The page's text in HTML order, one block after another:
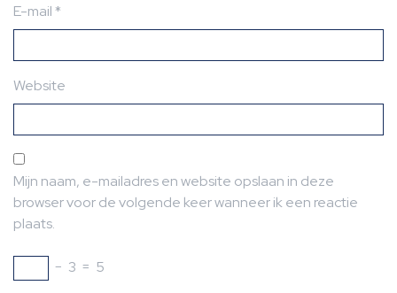
E-mail*
Website
Mijn naam, e-mailadres en website opslaan in deze
browser voor de volgende keer wanneer ik een reactie
plaats.
− 3 = 5